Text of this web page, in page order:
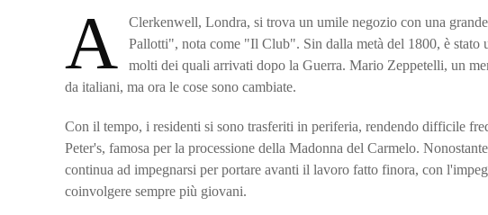
A
Clerkenwell, Londra, si trova un umile negozio con una
Pallotti", nota come "Il Club". Sin dalla metà del 1800, è stato
molti dei quali arrivati dopo la Guerra. Mario Zeppetelli, un
da italiani, ma ora le cose sono cambiate.
Con il tempo, i residenti si sono trasferiti in periferia, rendendo difficile
Peter's, famosa per la processione della Madonna del Carmelo.
continua ad impegnarsi per portare avanti il lavoro fatto finora, con
coinvolgere sempre più giovani.